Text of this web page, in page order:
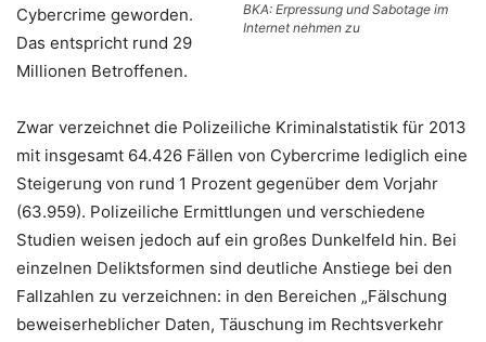
BKA: Erpressung und Sabotage im
Internet nehmen zu
Cybercrime geworden.
Das entspricht rund 29
Millionen Betroffenen.
Zwar verzeichnet die Polizeiliche Kriminalstatistik für 2013
mit insgesamt 64.426 Fällen von Cybercrime lediglich eine
Steigerung von rund 1 Prozent gegenüber dem Vorjahr
(63.959). Polizeiliche Ermittlungen und verschiedene
Studien weisen jedoch auf ein großes Dunkelfeld hin. Bei
einzelnen Deliktsformen sind deutliche Anstiege bei den
Fallzahlen zu verzeichnen: in den Bereichen „Fälschung
beweiserheblicher Daten, Täuschung im Rechtsverkehr